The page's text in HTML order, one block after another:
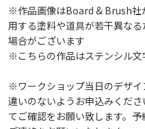
※作品画像はBoard & Brush社
用する塗料や道具が若干異な
場合がございます
※こちらの作品はステンシル
※ワークショップ当日のデザ
違いのないようお申込みくだ
てご確認をお願い致します。